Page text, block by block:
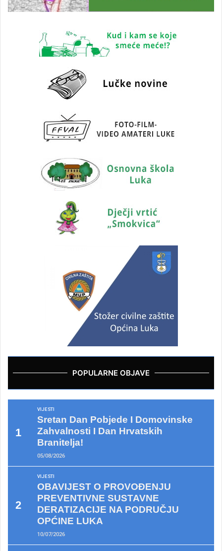
POPULARNE OBJAVE
VIJESTI
Sretan Dan Pobjede I Domovinske
Zahvalnosti I Dan Hrvatskih
Branitelja!
05/08/2026
VIJESTI
OBAVIJEST O PROVOĐENJU
PREVENTIVNE SUSTAVNE
DERATIZACIJE NA PODRUČJU
OPĆINE LUKA
10/07/2026